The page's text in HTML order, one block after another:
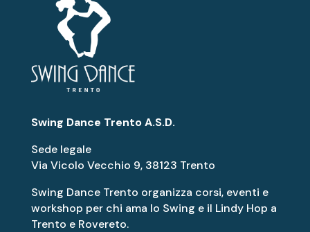
Swing Dance Trento A.S.D.
Sede legale
Via Vicolo Vecchio 9, 38123 Trento
Swing Dance Trento organizza corsi, eventi e
workshop per chi ama lo Swing e il Lindy Hop a
Trento e Rovereto.